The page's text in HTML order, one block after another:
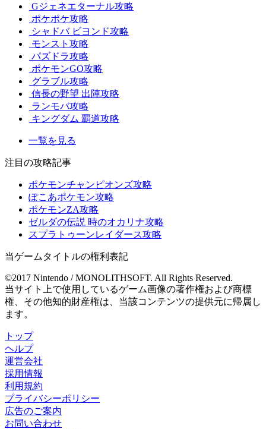
Gジェネエターナル攻略
ポケポケ攻略
シャドバ ビヨンド攻略
モンスト攻略
パズドラ攻略
ポケモンGO攻略
グラブル攻略
信長の野望 出陣攻略
ランモバ攻略
キングダム 覇道攻略
一覧を見る
注目の攻略記事
ポケモンチャンピオンズ攻略
ぽこあポケモン攻略
ポケモンZA攻略
ゼルダの伝説 時のオカリナ攻略
スプラトゥーンレイダース攻略
当ゲームタイトルの権利表記
©2017 Nintendo / MONOLITHSOFT. All Rights Reserved.
当サイト上で使用しているゲーム画像の著作権および商標
権、その他知的財産権は、当該コンテンツの提供元に帰属し
ます。
トップ
ヘルプ
運営会社
採用情報
利用規約
プライバシーポリシー
広告のご案内
お問い合わせ